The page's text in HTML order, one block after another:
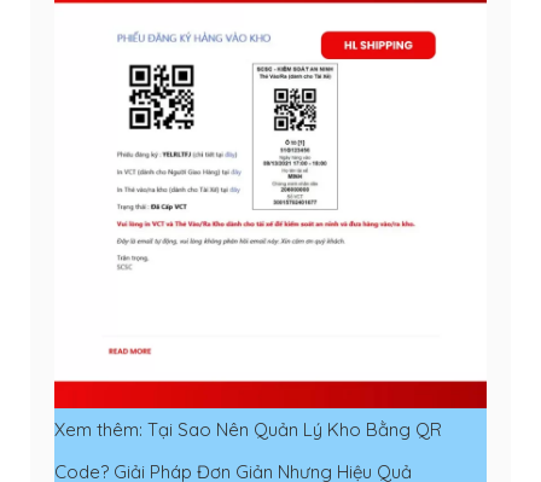
Xem thêm: Tại Sao Nên Quản Lý Kho Bằng QR
Code? Giải Pháp Đơn Giản Nhưng Hiệu Quả